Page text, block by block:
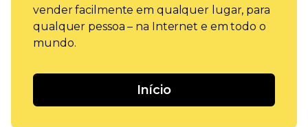
vender facilmente em qualquer lugar, para
qualquer pessoa – na Internet e em todo o
mundo.
Início